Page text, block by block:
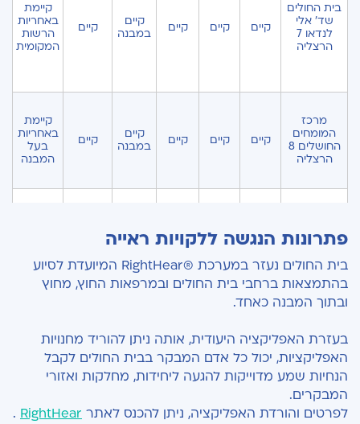
בית החולים
שד' אלי
לנדאו 7
הרצליה
קיים קיים קיים
קיים
במבנה
קיים
קיימת
באחריות
הרשות
המקומית
מרכז
המומחים
החושלים 8
הרצליה
קיים קיים קיים
קיים
במבנה
קיים
קיימת
באחריות
בעל
המבנה
החושלים 6
קיים קיים קיים
במבנה
פתרונות הנגשה ללקויות ראייה
בית החולים נעזר במערכת ®
RightHear המיועדת לסיוע
בהתמצאות ברחבי בית החולים ובמרפאות החוץ, מחוץ
ובתוך המבנה כאחד.
בעזרת האפליקציה היעודית, אותה ניתן להוריד מחנויות
האפליקציות, יכול כל אדם המבקר בבית החולים לקבל
הנחיות שמע מדוייקות להגעה ליחידות, מחלקות ואזורי
המבקרים.
לפרטים והורדת האפליקציה, ניתן להכנס לאתר RightHear
.